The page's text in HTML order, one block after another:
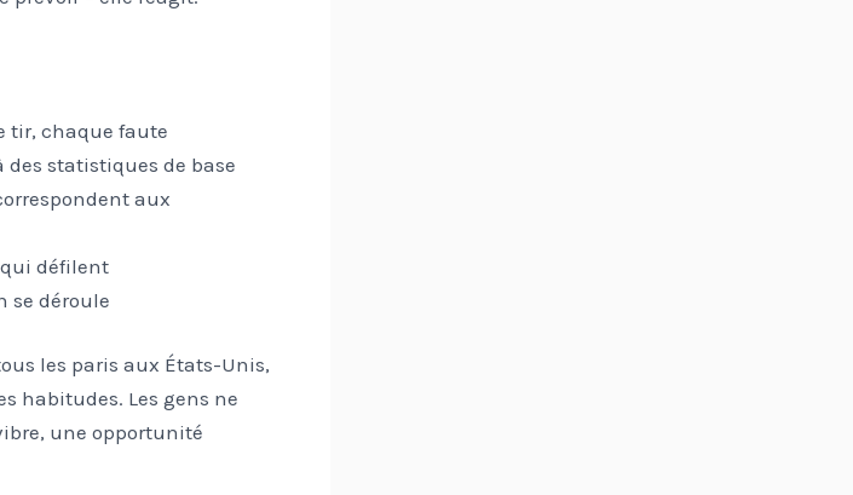
tir, chaque faute
statistiques de base
aux
qui défilent
se déroule
les paris aux États-Unis,
habitudes. Les gens ne
une opportunité